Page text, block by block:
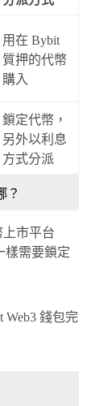
用在 Bybit
質押的代幣
購入
鎖定代幣，
另外以利息
方式分派
？
市平台
樣需要鎖定
Web3 錢包完